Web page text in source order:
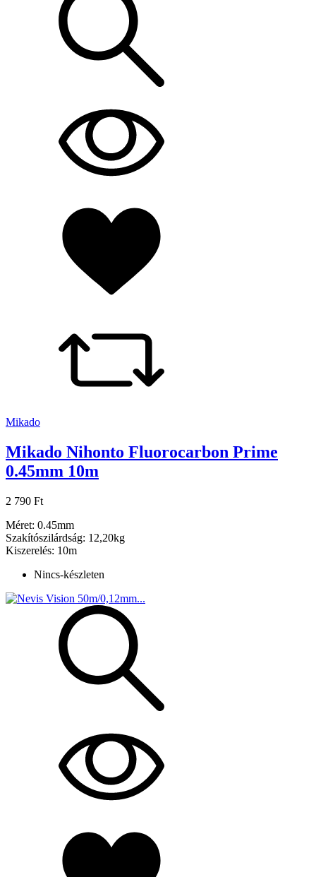
Mikado
Mikado Nihonto Fluorocarbon Prime
0.45mm 10m
2 790 Ft
Méret: 0.45mm
Szakítószilárdság: 12,20kg
Kiszerelés: 10m
Nincs-készleten